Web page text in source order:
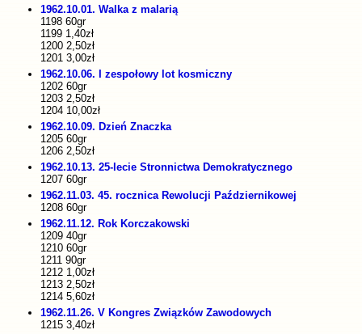
1962.10.01. Walka z malarią
1198 60gr
1199 1,40zł
1200 2,50zł
1201 3,00zł
1962.10.06. I zespołowy lot kosmiczny
1202 60gr
1203 2,50zł
1204 10,00zł
1962.10.09. Dzień Znaczka
1205 60gr
1206 2,50zł
1962.10.13. 25-lecie Stronnictwa Demokratycznego
1207 60gr
1962.11.03. 45. rocznica Rewolucji Październikowej
1208 60gr
1962.11.12. Rok Korczakowski
1209 40gr
1210 60gr
1211 90gr
1212 1,00zł
1213 2,50zł
1214 5,60zł
1962.11.26. V Kongres Związków Zawodowych
1215 3,40zł